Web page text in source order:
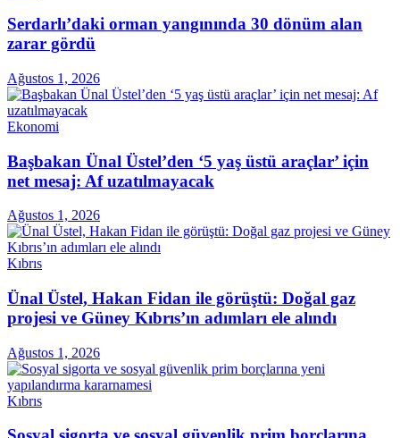
Serdarlı’daki orman yangınında 30 dönüm alan
zarar gördü
Ağustos 1, 2026
Ekonomi
Başbakan Ünal Üstel’den ‘5 yaş üstü araçlar’ için
net mesaj: Af uzatılmayacak
Ağustos 1, 2026
Kıbrıs
Ünal Üstel, Hakan Fidan ile görüştü: Doğal gaz
projesi ve Güney Kıbrıs’ın adımları ele alındı
Ağustos 1, 2026
Kıbrıs